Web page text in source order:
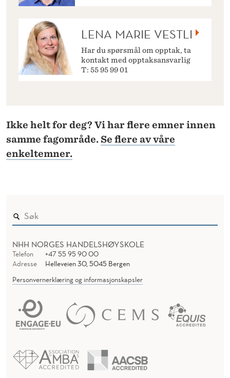
LENA MARIE VESTLI
Har du spørsmål om opptak, ta
kontakt med opptaksansvarlig
T: 55 95 99 01
Ikke helt for deg? Vi har flere emner innen
samme fagområde. Se flere av våre
enkeltemner.
NHH NORGES HANDELSHØYSKOLE
Telefon
+47 55 95 90 00
Adresse
Helleveien 30, 5045 Bergen
Personvernerklæring og informasjonskapsler